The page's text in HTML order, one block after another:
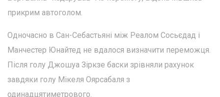
прикрим автоголом.
Одночасно в Сан-Себастьяні між Реалом Сосьєдад і
Манчестер Юнайтед не вдалося визначити переможця.
Після голу Джошуа Зіркзе баски зрівняли рахунок
завдяки голу Мікеля Оярсабаля з
одинадцятиметрового.